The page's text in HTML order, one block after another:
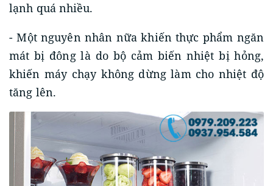
lạnh quá nhiều.
- Một nguyên nhân nữa khiến thực phẩm ngăn
mát bị đông là do bộ cảm biến nhiệt bị hỏng,
khiến máy chạy không dừng làm cho nhiệt độ
tăng lên.